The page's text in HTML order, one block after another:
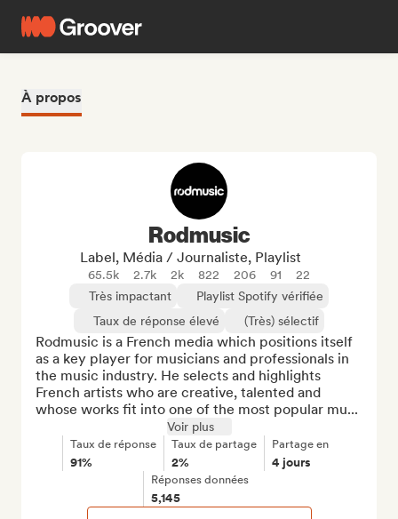
À propos
Rodmusic
Label, Média / Journaliste, Playlist
65.5k 2.7k 2k 822 206 91
22
Très impactant
Playlist Spotify vérifiée
Taux de réponse élevé
(Très) sélectif
Rodmusic is a French media which positions itself
as a key player for musicians and professionals in
the music industry. He selects and highlights
French artists who are creative, talented and
whose works fit into one of the most popular mu...
Voir plus
Taux de réponse
91%
Taux de partage
2%
Partage en
4 jours
Réponses données
5,145